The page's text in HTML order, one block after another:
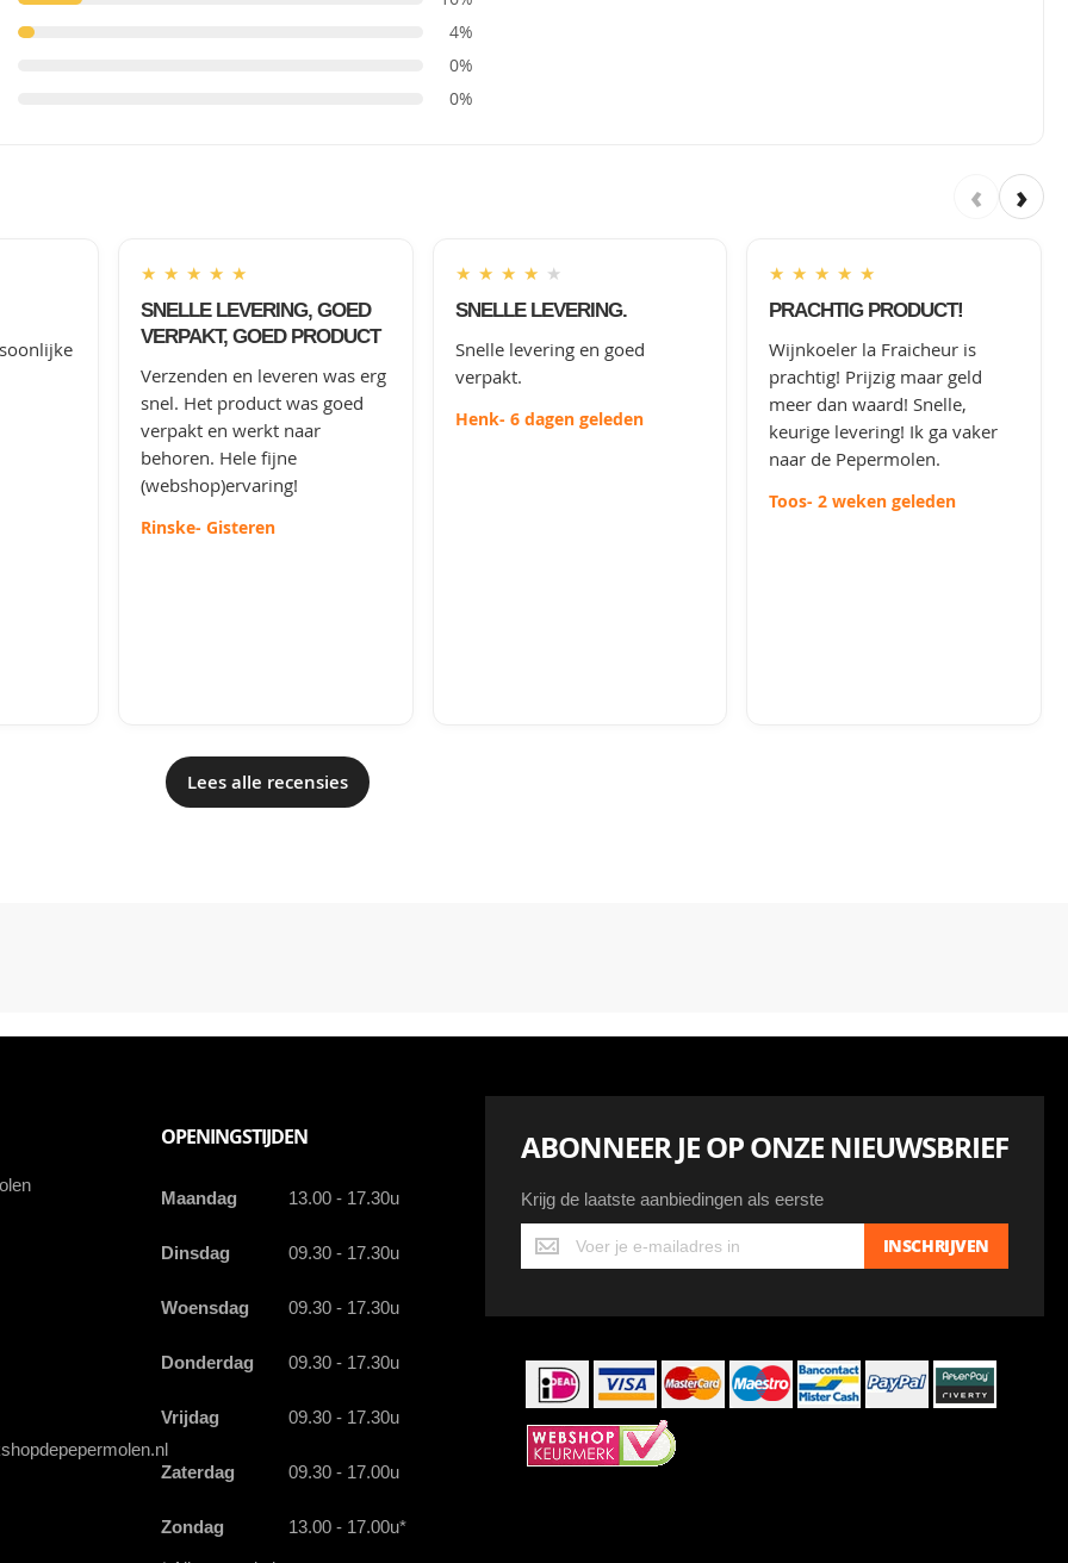
4%
0%
0%
‹ ›
★ ★ ★ ★ ★
SNELLE LEVERING, GOED
VERPAKT, GOED PRODUCT
Verzenden en leveren was erg
snel. Het product was goed
verpakt en werkt naar
behoren. Hele fijne
(webshop)ervaring!
Rinske- Gisteren
★ ★ ★ ★ ★
SNELLE LEVERING.
Snelle levering en goed
verpakt.
Henk- 6 dagen geleden
★ ★ ★ ★ ★
PRACHTIG PRODUCT!
Wijnkoeler la Fraicheur is
prachtig! Prijzig maar geld
meer dan waard! Snelle,
keurige levering! Ik ga vaker
naar de Pepermolen.
Toos- 2 weken geleden
Lees alle recensies
ABONNEER JE OP ONZE NIEUWSBRIEF
Krijg de laatste aanbiedingen als eerste
Krijg
de
eerste
INSCHRIJVEN
OPENINGSTIJDEN
Maandag 13.00 - 17.30u
Dinsdag 09.30 - 17.30u
Woensdag 09.30 - 17.30u
Donderdag 09.30 - 17.30u
Vrijdag 09.30 - 17.30u
Zaterdag 09.30 - 17.00u
Zondag 13.00 - 17.00u*